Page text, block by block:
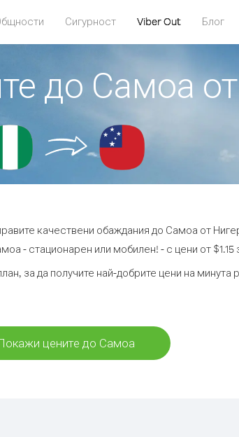
Сигурност Viber Out Блог
до Самоа
качествени обаждания до Самоа от
- стационарен или мобилен! - с цени от $1.15
за да получите най-добрите цени на
цените до Самоа